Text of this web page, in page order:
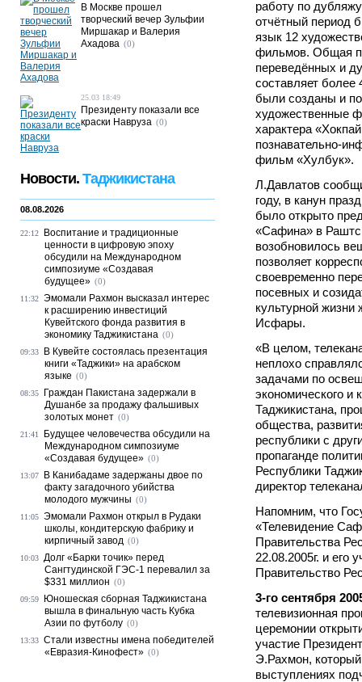
работу по
отчётный период
язык 12
фильмов. Общая
переведённых и
составляет более
были созданы и
художественные
характера
познавательно-
фильм «Хулбук».
Л.Давлатов
году, в канун
было открыто
«Сафина» в
возобновилось
позволяет
своевременно
посевных и
культурной жизни
Исфары.
«В целом,
неплохо
задачами по
экономического и
Таджикистана,
общества,
республики с
пропаганде
Республики
директор
Напомним, что
«Телевидение
Правительства
22.08.2005г. и его
Правительство
3-го сентября
телевизионная
церемонии
участие
Э.Рахмон,
выступлениях
В Москве прошел
творческий вечер Зульфии
Миршакар и Валерия
Ахадова (0)
25.03 18:49
Президенту показали все
краски Навруза (0)
Новости. Таджикистана
08.08.2026
22:12
Воспитание и традиционные
ценности в цифровую эпоху
обсудили на Международном
симпозиуме «Создавая
будущее» (0)
11:32 Эмомали Рахмон высказал интерес
к расширению инвестиций
Кувейтского фонда развития в
экономику Таджикистана (0)
09:33
В Кувейте состоялась презентация
книги «Таджики» на арабском
языке (0)
08:35
Граждан Пакистана задержали в
Душанбе за продажу фальшивых
золотых монет (0)
21:41
Будущее человечества обсудили на
Международном симпозиуме
«Создавая будущее» (0)
13:07
В Канибадаме задержаны двое по
факту загадочного убийства
молодого мужчины (0)
11:05 Эмомали Рахмон открыл в Рудаки
школы, кондитерскую фабрику и
кирпичный завод (0)
10:03 Долг «Барки точик» перед
Сангтудинской ГЭС-1 перевалил за
$331 миллион (0)
09:59
Юношеская сборная Таджикистана
вышла в финальную часть Кубка
Азии по футболу (0)
13:33 Стали известны имена победителей
«Евразия-Кинофест» (0)